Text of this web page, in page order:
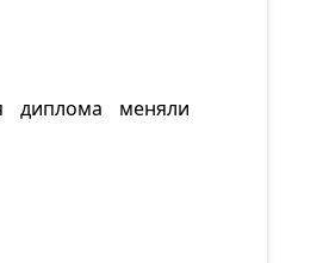
диплома меняли